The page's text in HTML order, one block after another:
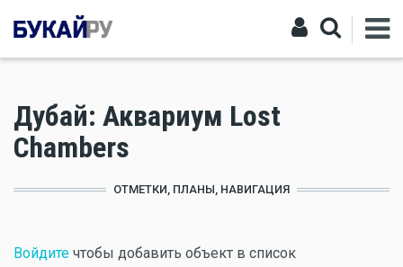
Дубай: Аквариум Lost
Chambers
ОТМЕТКИ, ПЛАНЫ, НАВИГАЦИЯ
Войдите чтобы добавить объект в список